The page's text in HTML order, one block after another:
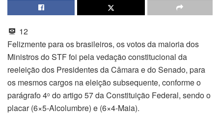
12
Felizmente para os brasileiros, os votos da maioria dos
Ministros do STF foi pela vedação constitucional da
reeleição dos Presidentes da Câmara e do Senado, para
os mesmos cargos na eleição subsequente, conforme o
parágrafo 4o do artigo 57 da Constituição Federal, sendo o
placar (6×5-Alcolumbre) e (6×4-Maia).